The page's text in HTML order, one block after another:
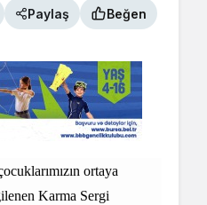
Paylaş Beğen
ortaya
Karma Sergi